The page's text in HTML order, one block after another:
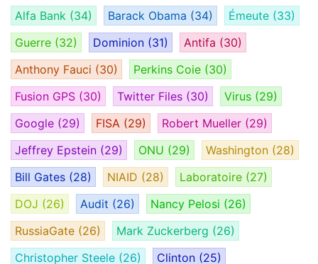
Alfa Bank (34) Barack Obama (34) Émeute (33)
Guerre (32) Dominion (31) Antifa (30)
Anthony Fauci (30) Perkins Coie (30)
Fusion GPS (30) Twitter Files (30) Virus (29)
Google (29) FISA (29) Robert Mueller (29)
Jeffrey Epstein (29) ONU (29) Washington (28)
Bill Gates (28) NIAID (28) Laboratoire (27)
DOJ (26) Audit (26) Nancy Pelosi (26)
RussiaGate (26) Mark Zuckerberg (26)
Christopher Steele (26) Clinton (25)